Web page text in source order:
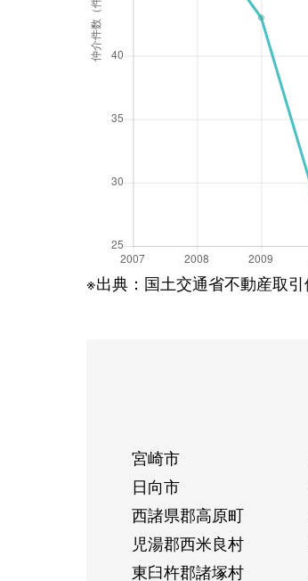
※出典：国土交通省不動産取
宮崎市
日向市
西諸県郡高原町
児湯郡西米良村
東臼杵郡諸塚村